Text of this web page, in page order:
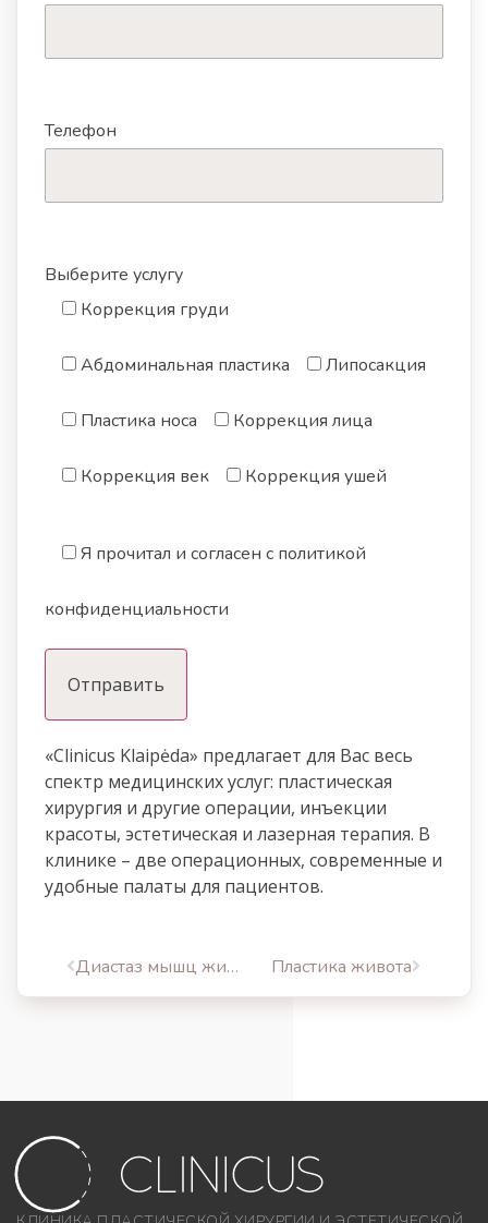
Телефон
Выберите услугу
Коррекция груди
Абдоминальная пластика Липосакция
Пластика носа Коррекция лица
Коррекция век Коррекция ушей
Я прочитал и согласен с политикой
конфиденциальности
«Clinicus Klaipėda» предлагает для Вас весь
спектр медицинских услуг: пластическая
хирургия и другие операции, инъекции
красоты, эстетическая и лазерная терапия. В
клинике – две операционных, современные и
удобные палаты для пациентов.
Диастаз мышц живота – не эстетическая, а серьезная проблема со здоровьем Пластика живота